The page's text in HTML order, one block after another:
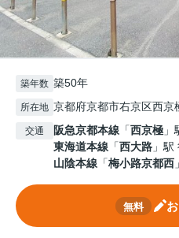
築年数 築50年
所在地 京都府京都市右京区西京
交通 阪急京都本線 「西京極
東海道本線 「西大路 」
山陰本線 「梅小路京都西
無料